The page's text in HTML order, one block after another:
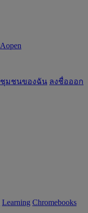
ชุมชนของฉัน ลงชื่อออก
‌Learning Chromebooks